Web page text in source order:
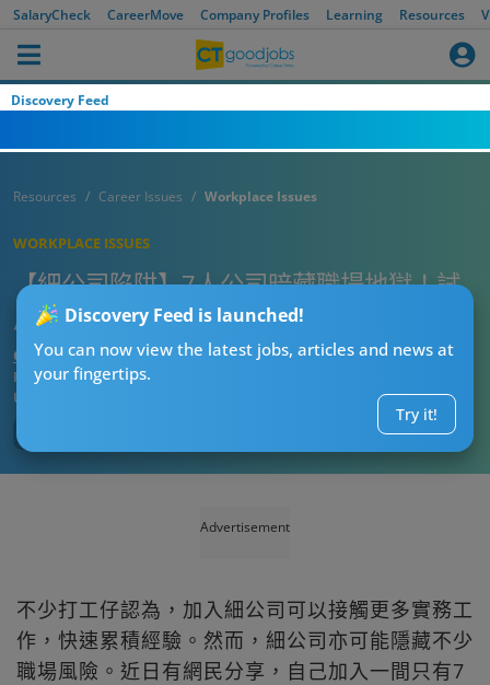
SalaryCheck CareerMove Company Profiles Learning Resources
Discovery Feed
Discovery Feed is launched!
You can now view the latest jobs, articles and news at
your fingertips.
Try it!
Resources Career Issues Workplace Issues
WORKPLACE ISSUES
【細公司陷阱】7人公司暗藏職場地獄！試
用完即變電話轟炸機？靠呢招先逃出生天
CT熱話管理員
Published:2026-06-07 13:15
Updated:
Advertisement
不少打工仔認為，加入細公司可以接觸更多實務工
作，快速累積經驗。然而，細公司亦可能隱藏不少
職場風險。近日有網民分享，自己加入一間只有7